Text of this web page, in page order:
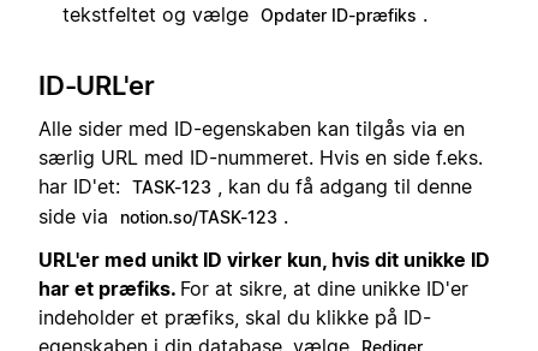
tekstfeltet og vælge Opdater ID-præfiks .
ID-URL'er
Alle sider med ID-egenskaben kan tilgås via en
særlig URL med ID-nummeret. Hvis en side f.eks.
har ID'et: TASK-123 , kan du få adgang til denne
side via
notion.so/TASK-123 .
URL'er med unikt ID virker kun, hvis dit unikke ID
har et præfiks. For at sikre, at dine unikke ID'er
indeholder et præfiks, skal du klikke på ID-
egenskaben i din database, vælge
Rediger